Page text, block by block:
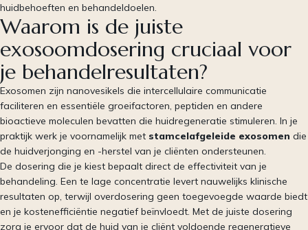
huidbehoeften en behandeldoelen.
Waarom is de juiste
exosoomdosering cruciaal voor
je behandelresultaten?
Exosomen zijn nanovesikels die intercellulaire communicatie
faciliteren en essentiële groeifactoren, peptiden en andere
bioactieve moleculen bevatten die huidregeneratie stimuleren. In je
praktijk werk je voornamelijk met stamcelafgeleide exosomen die
de huidverjonging en -herstel van je cliënten ondersteunen.
De dosering die je kiest bepaalt direct de effectiviteit van je
behandeling. Een te lage concentratie levert nauwelijks klinische
resultaten op, terwijl overdosering geen toegevoegde waarde biedt
en je kostenefficiëntie negatief beïnvloedt. Met de juiste dosering
zorg je ervoor dat de huid van je cliënt voldoende regeneratieve